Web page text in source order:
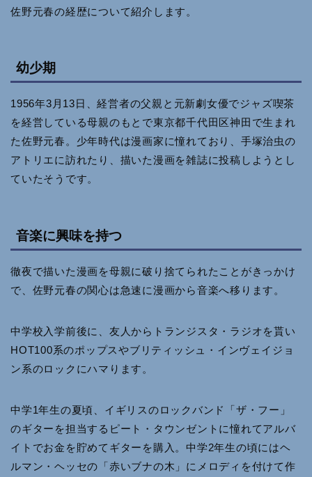
佐野元春の経歴について紹介します。
幼少期
1956年3月13日、経営者の父親と元新劇女優でジャズ喫茶
を経営している母親のもとで東京都千代田区神田で生まれ
た佐野元春。少年時代は漫画家に憧れており、手塚治虫の
アトリエに訪れたり、描いた漫画を雑誌に投稿しようとし
ていたそうです。
音楽に興味を持つ
徹夜で描いた漫画を母親に破り捨てられたことがきっかけ
で、佐野元春の関心は急速に漫画から音楽へ移ります。
中学校入学前後に、友人からトランジスタ・ラジオを貰い
HOT100系のポップスやブリティッシュ・インヴェイジョ
ン系のロックにハマります。
中学1年生の夏頃、イギリスのロックバンド「ザ・フー」
のギターを担当するピート・タウンゼントに憧れてアルバ
イトでお金を貯めてギターを購入。中学2年生の頃にはヘ
ルマン・ヘッセの「赤いブナの木」にメロディを付けて作